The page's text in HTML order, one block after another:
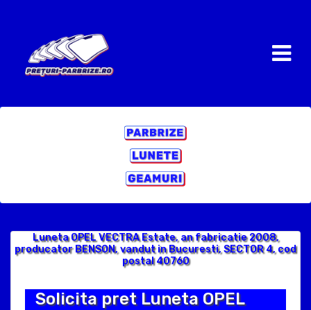
Luneta OPEL VECTRA Estate, an fabricatie 2008,
producator BENSON, vandut in Bucuresti, SECTOR 4, cod
postal 40760
Solicita pret Luneta OPEL